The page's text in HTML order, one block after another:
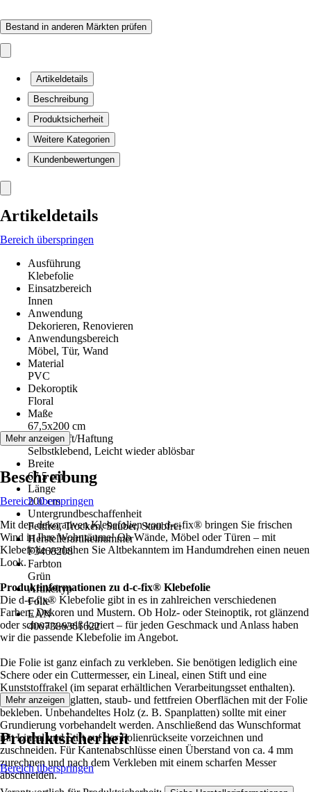
Bestand in anderen Märkten prüfen
Artikeldetails
Beschreibung
Produktsicherheit
Weitere Kategorien
Kundenbewertungen
Artikeldetails
Bereich überspringen
Ausführung
Klebefolie
Einsatzbereich
Innen
Anwendung
Dekorieren, Renovieren
Anwendungsbereich
Möbel, Tür, Wand
Material
PVC
Dekoroptik
Floral
Maße
67,5x200 cm
Klebekraft/Haftung
Selbstklebend, Leicht wieder ablösbar
Breite
67,5 cm
Länge
200 cm
Untergrundbeschaffenheit
Fettfrei, Trocken, Sauber, Staubfrei
Herstellerartikelnummer
F3468208
Farbton
Grün
Artikeltyp
Folie
EAN
4007386361622
Mehr anzeigen
Beschreibung
Bereich überspringen
Mit den dekorativen Klebefolien von d-c-fix® bringen Sie frischen
Wind in Ihre Wohnräume! Ob Wände, Möbel oder Türen – mit
Klebefolie verleihen Sie Altbekanntem im Handumdrehen einen neuen
Look.
Produktinformationen zu d-c-fix® Klebefolie
Die d-c-fix® Klebefolie gibt in es in zahlreichen verschiedenen
Farben, Dekoren und Mustern. Ob Holz- oder Steinoptik, rot glänzend
oder schwarz-weiß kariert – für jeden Geschmack und Anlass haben
wir die passende Klebefolie im Angebot.
Die Folie ist ganz einfach zu verkleben. Sie benötigen lediglich eine
Schere oder ein Cuttermesser, ein Lineal, einen Stift und eine
Kunststoffrakel (im separat erhältlichen Verarbeitungsset enthalten).
Sie können alle glatten, staub- und fettfreien Oberflächen mit der Folie
bekleben. Unbehandeltes Holz (z. B. Spanplatten) sollte mit einer
Grundierung vorbehandelt werden. Anschließend das Wunschformat
mit Lineal und Stift auf der Folienrückseite vorzeichnen und
zuschneiden. Für Kantenabschlüsse einen Überstand von ca. 4 mm
zurechnen und nach dem Verkleben mit einem scharfen Messer
abschneiden.
Mehr anzeigen
Produktsicherheit
Bereich überspringen